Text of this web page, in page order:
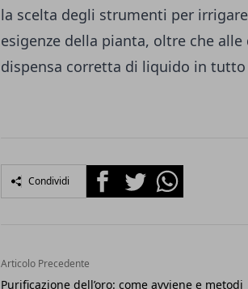
la scelta degli strumenti per
esigenze della pianta, oltre che
dispensa corretta di liquido in
Condividi FacebookTwitterWhatsapp
Articolo Precedente
Purificazione dell’oro: come avviene e metodi